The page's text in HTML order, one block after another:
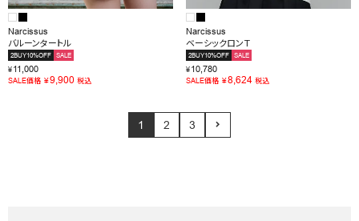
Narcissus
バルーンタートル
2BUY10%OFF SALE
¥11,000
SALE価格 ¥9,900 税込
Narcissus
ベーシックロンＴ
2BUY10%OFF SALE
¥10,780
SALE価格 ¥8,624 税込
1 2 3